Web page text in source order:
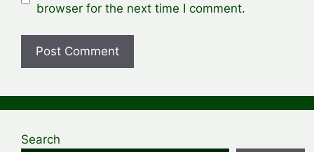
browser for the next time I comment.
Search